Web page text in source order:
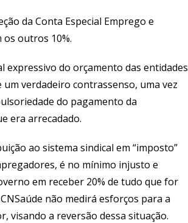
da Conta Especial Emprego e
os outros 10%.
expressivo do orçamento das entidades
verdadeiro contrassenso, uma vez
do pagamento da
era arrecadado.
ao sistema sindical em “imposto”
é no mínimo injusto e
em receber 20% de tudo que for
não medirá esforços para a
visando a reversão dessa situação.